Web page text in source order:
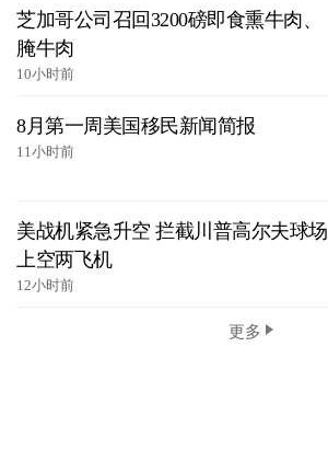
芝加哥公司召回3200磅即食熏牛肉、
腌牛肉
10小时前
8月第一周美国移民新闻简报
11小时前
美战机紧急升空 拦截川普高尔夫球场
上空两飞机
12小时前
更多